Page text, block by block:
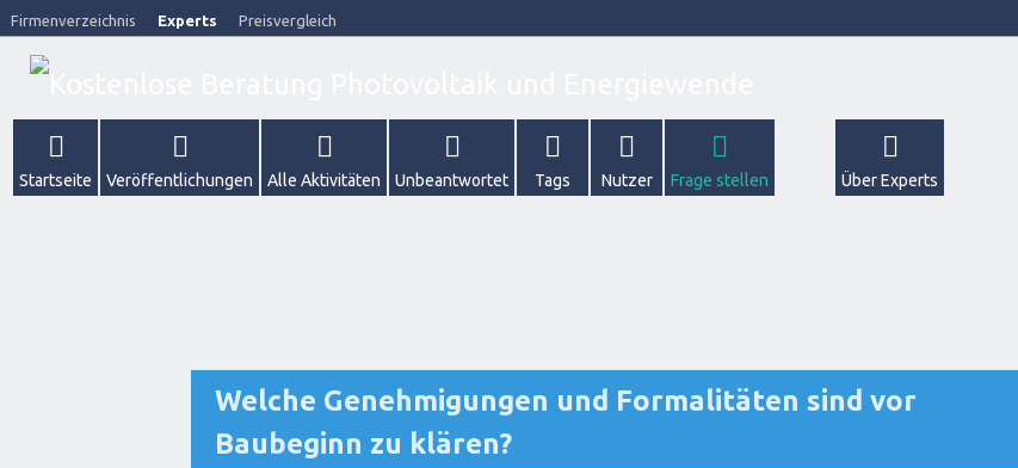
Firmenverzeichnis Experts Preisvergleich
Startseite Veröffentlichungen Alle Aktivitäten Unbeantwortet Tags Nutzer Frage stellen Über Experts
Welche Genehmigungen und Formalitäten sind vor
Baubeginn zu klären?